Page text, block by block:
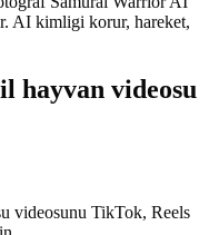
AI kimligi korur, hareket,
hayvan videosu
videosunu TikTok, Reels